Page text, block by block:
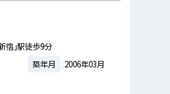
宿」駅徒歩9分
築年月 2006年03月